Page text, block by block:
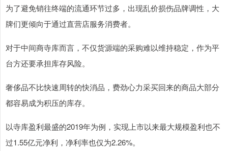
为了避免销往终端的流通环节过多，出现乱价损伤品牌调性，大
牌们更倾向于通过直营店服务消费者。
对于中间商寺库而言，不仅货源端的采购难以维持稳定，作为平
台方还要承担库存风险。
奢侈品不比快速周转的快消品，费劲心力采买回来的商品大部分
都容易成为积压的库存。
以寺库盈利最盛的2019年为例，实现上市以来最大规模盈利也不
过1.55亿元净利，净利率也仅为2.26%。